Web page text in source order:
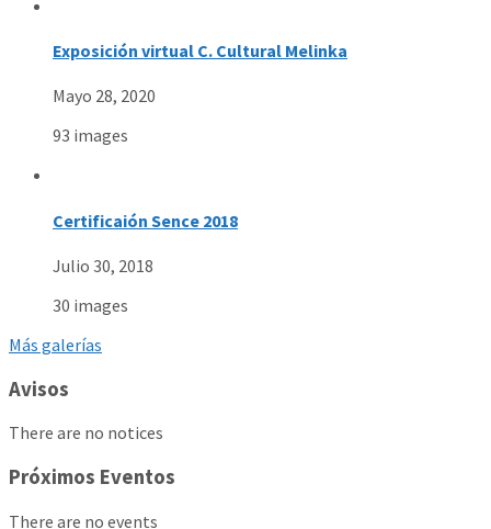
Exposición virtual C. Cultural Melinka
Mayo 28, 2020
93 images
Certificaión Sence 2018
Julio 30, 2018
30 images
Más galerías
Avisos
There are no notices
Próximos Eventos
There are no events